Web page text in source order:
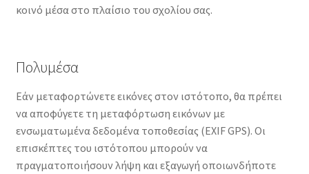
κοινό μέσα στο πλαίσιο του σχολίου σας.
Πολυμέσα
Εάν μεταφορτώνετε εικόνες στον ιστότοπο, θα πρέπει
να αποφύγετε τη μεταφόρτωση εικόνων με
ενσωματωμένα δεδομένα τοποθεσίας (EXIF GPS). Οι
επισκέπτες του ιστότοπου μπορούν να
πραγματοποιήσουν λήψη και εξαγωγή οποιωνδήποτε